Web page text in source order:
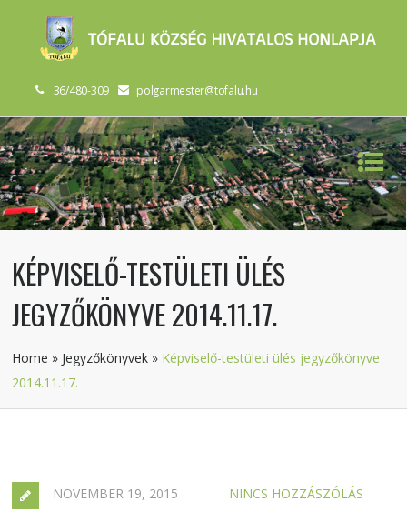
36/480-309 polgarmester@tofalu.hu
KÉPVISELŐ-TESTÜLETI ÜLÉS
JEGYZŐKÖNYVE 2014.11.17.
Home » Jegyzőkönyvek » Képviselő-testületi ülés jegyzőkönyve
2014.11.17.
NOVEMBER 19, 2015 NINCS HOZZÁSZÓLÁS